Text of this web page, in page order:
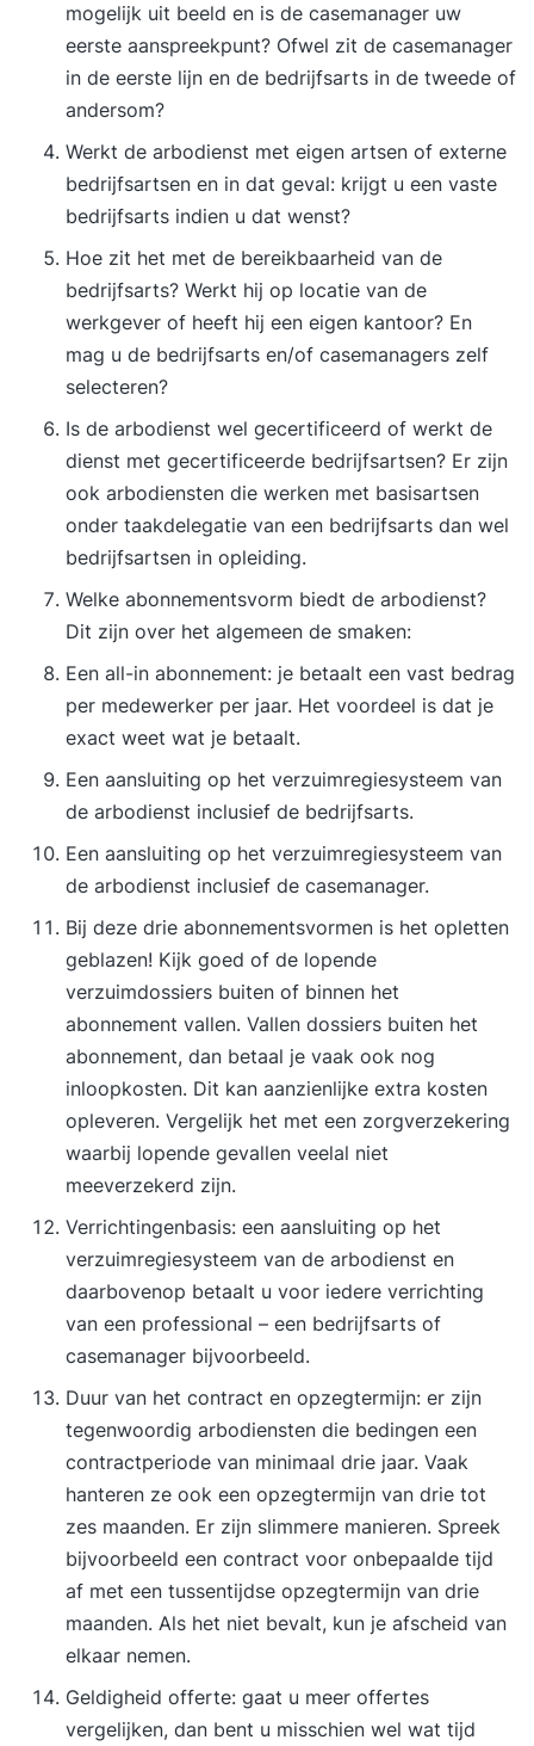
mogelijk uit beeld en is de casemanager uw
eerste aanspreekpunt? Ofwel zit de casemanager
in de eerste lijn en de bedrijfsarts in de tweede of
andersom?
Werkt de arbodienst met eigen artsen of externe
bedrijfsartsen en in dat geval: krijgt u een vaste
bedrijfsarts indien u dat wenst?
Hoe zit het met de bereikbaarheid van de
bedrijfsarts? Werkt hij op locatie van de
werkgever of heeft hij een eigen kantoor? En
mag u de bedrijfsarts en/of casemanagers zelf
selecteren?
Is de arbodienst wel gecertificeerd of werkt de
dienst met gecertificeerde bedrijfsartsen? Er zijn
ook arbodiensten die werken met basisartsen
onder taakdelegatie van een bedrijfsarts dan wel
bedrijfsartsen in opleiding.
Welke abonnementsvorm biedt de arbodienst?
Dit zijn over het algemeen de smaken:
Een all-in abonnement: je betaalt een vast bedrag
per medewerker per jaar. Het voordeel is dat je
exact weet wat je betaalt.
Een aansluiting op het verzuimregiesysteem van
de arbodienst inclusief de bedrijfsarts.
Een aansluiting op het verzuimregiesysteem van
de arbodienst inclusief de casemanager.
Bij deze drie abonnementsvormen is het opletten
geblazen! Kijk goed of de lopende
verzuimdossiers buiten of binnen het
abonnement vallen. Vallen dossiers buiten het
abonnement, dan betaal je vaak ook nog
inloopkosten. Dit kan aanzienlijke extra kosten
opleveren. Vergelijk het met een zorgverzekering
waarbij lopende gevallen veelal niet
meeverzekerd zijn.
Verrichtingenbasis: een aansluiting op het
verzuimregiesysteem van de arbodienst en
daarbovenop betaalt u voor iedere verrichting
van een professional – een bedrijfsarts of
casemanager bijvoorbeeld.
Duur van het contract en opzegtermijn: er zijn
tegenwoordig arbodiensten die bedingen een
contractperiode van minimaal drie jaar. Vaak
hanteren ze ook een opzegtermijn van drie tot
zes maanden. Er zijn slimmere manieren. Spreek
bijvoorbeeld een contract voor onbepaalde tijd
af met een tussentijdse opzegtermijn van drie
maanden. Als het niet bevalt, kun je afscheid van
elkaar nemen.
Geldigheid offerte: gaat u meer offertes
vergelijken, dan bent u misschien wel wat tijd